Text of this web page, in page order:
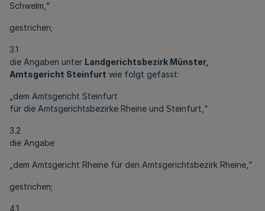
Schwelm,“
gestrichen;
3.1
die Angaben unter Landgerichtsbezirk Münster,
Amtsgericht Steinfurt wie folgt gefasst:
„dem Amtsgericht Steinfurt
für die Amtsgerichtsbezirke Rheine und Steinfurt,“
3.2
die Angabe
„dem Amtsgericht Rheine für den Amtsgerichtsbezirk Rheine,“
gestrichen;
4.1